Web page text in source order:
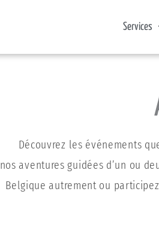
Services
Découvrez les événements
aventures guidées d’un ou
Belgique autrement ou